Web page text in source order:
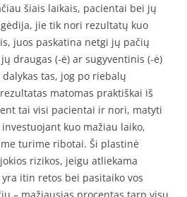
šiais laikais, pacientai bei jų
jie tik nori rezultatų kuo
juos paskatina netgi jų pačių
draugas (-ė) ar sugyventinis (-ė)
tas, jog po riebalų
matomas praktiškai iš
tai visi pacientai ir nori, matyti
kuo mažiau laiko,
turime ribotai. Ši plastinė
rizikos, jeigu atliekama
itin retos bei pasitaiko vos